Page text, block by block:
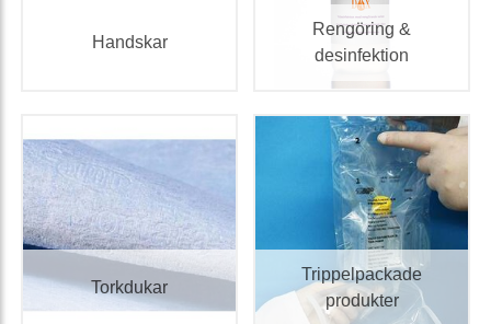
Handskar
Rengöring &
desinfektion
Torkdukar
Trippelpackade
produkter